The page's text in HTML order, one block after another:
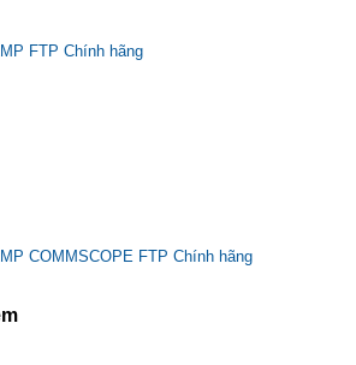
FTP Chính hãng
COMMSCOPE FTP Chính hãng